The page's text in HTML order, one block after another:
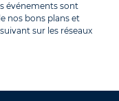
événements sont
nos bons plans et
sur les réseaux